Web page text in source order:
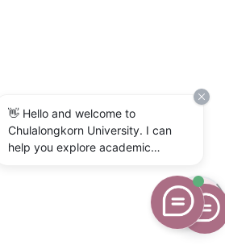
👋 Hello and welcome to
Chulalongkorn University. I can
help you explore academic